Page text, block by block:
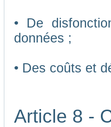
• De
données ;
• Des coûts et
Article 8 -